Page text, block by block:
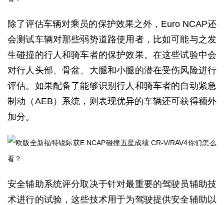
除了评估车辆对乘员的保护效果之外，Euro NCAP还
会测试车辆对那些弱势道路使用者，比如可能与之发
生碰撞的行人和骑车者的保护效果。在这些试验中会
对行人头部、骨盆、大腿和小腿的潜在受伤风险进行
评估。如果配备了能够识别行人和骑车者的自动紧急
制动（AEB）系统，则表现优异的车辆还可获得额外
加分。
安全辅助系统评分取决于针对最重要的驾驶员辅助技
术进行的试验，这些技术用于为驾驶提供安全辅助以